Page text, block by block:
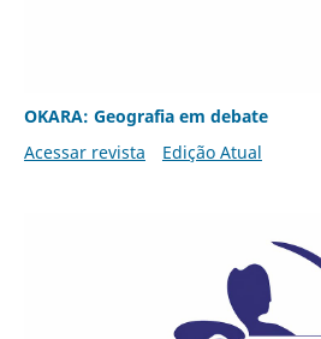
OKARA: Geografia em debate
Acessar revista
Edição Atual